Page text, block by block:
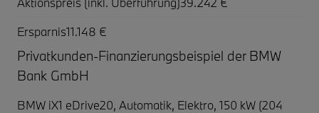
Ersparnis11.148 €
Privatkunden-Finanzierungsbeispiel der BMW
Bank GmbH
BMW iX1 eDrive20, Automatik, Elektro, 150 kW (204